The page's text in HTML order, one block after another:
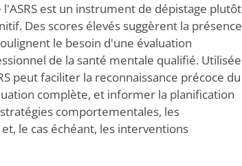
est un instrument de dépistage plutôt
Des scores élevés suggèrent la présence
le besoin d'une évaluation
de la santé mentale qualifié. Utilisée
peut faciliter la reconnaissance précoce du
complète, et informer la planification
comportementales, les
le cas échéant, les interventions